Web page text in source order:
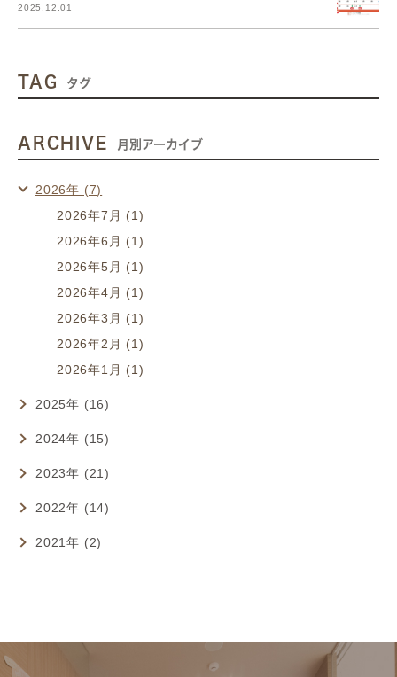
2025.12.01
TAG タグ
ARCHIVE 月別アーカイブ
2026年 (7)
2026年7月 (1)
2026年6月 (1)
2026年5月 (1)
2026年4月 (1)
2026年3月 (1)
2026年2月 (1)
2026年1月 (1)
2025年 (16)
2024年 (15)
2023年 (21)
2022年 (14)
2021年 (2)